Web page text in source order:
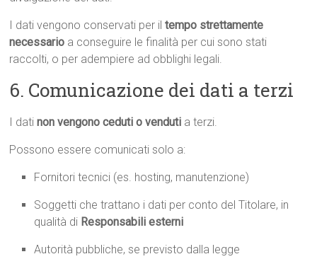
I dati vengono conservati per iltempo strettamente
necessario a conseguire le finalità per cui sono stati
raccolti, o per adempiere ad obblighi legali.
6. Comunicazione dei dati a terzi
I datinon vengono ceduti o venduti a terzi.
Possono essere comunicati solo a:
Fornitori tecnici (es. hosting, manutenzione)
Soggetti che trattano i dati per conto del Titolare, in
qualità di Responsabili esterni
Autorità pubbliche, se previsto dalla legge